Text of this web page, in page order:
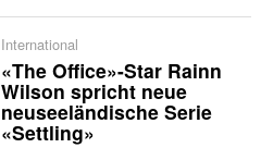
International
«The Office»-Star Rainn
Wilson spricht neue
neuseeländische Serie
«Settling»